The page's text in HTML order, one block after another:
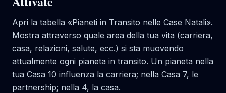
Apri la tabella «Pianeti in Transito nelle Case Natali».
Mostra attraverso quale area della tua vita (carriera,
casa, relazioni, salute, ecc.) si sta muovendo
attualmente ogni pianeta in transito. Un pianeta nella
tua Casa 10 influenza la carriera; nella Casa 7, le
partnership; nella 4, la casa.